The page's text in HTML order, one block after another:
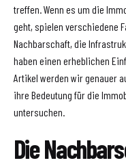
treffen. Wenn es um die
geht, spielen verschiedene
Nachbarschaft, die
haben einen erheblichen
Artikel werden wir genauer
ihre Bedeutung für die
untersuchen.
Die